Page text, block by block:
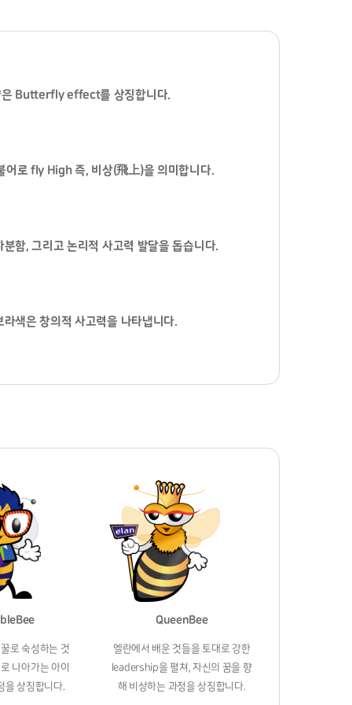
은 Butterfly effect를 상징합니다.
어로 fly High 즉, 비상(飛上)을 의미합니다.
분함, 그리고 논리적 사고력 발달을 돕습니다.
라색은 창의적 사고력을 나타냅니다.
로 숙성하는 것
나아가는 아이
을 상징합니다.
QueenBee
엘란에서 배운 것들을 토대로 강한
leadership을 펼쳐, 자신의 꿈을 향
해 비상하는 과정을 상징합니다.